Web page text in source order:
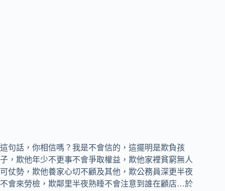
這句話，你相信嗎？我是不會信的，這擺明是欺負孩
子，欺他年少不更事不會爭取權益，欺他家裡貧窮無人
可仗勢，欺他養家心切不顧及其他，欺公務員深更半夜
不會來勞檢，欺鄰里半夜熟睡不會注意到誰在顧店…於